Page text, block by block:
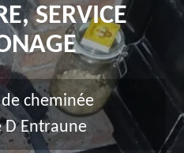
SERVICE
cheminée
D Entraune